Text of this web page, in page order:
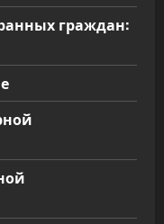
граждан: